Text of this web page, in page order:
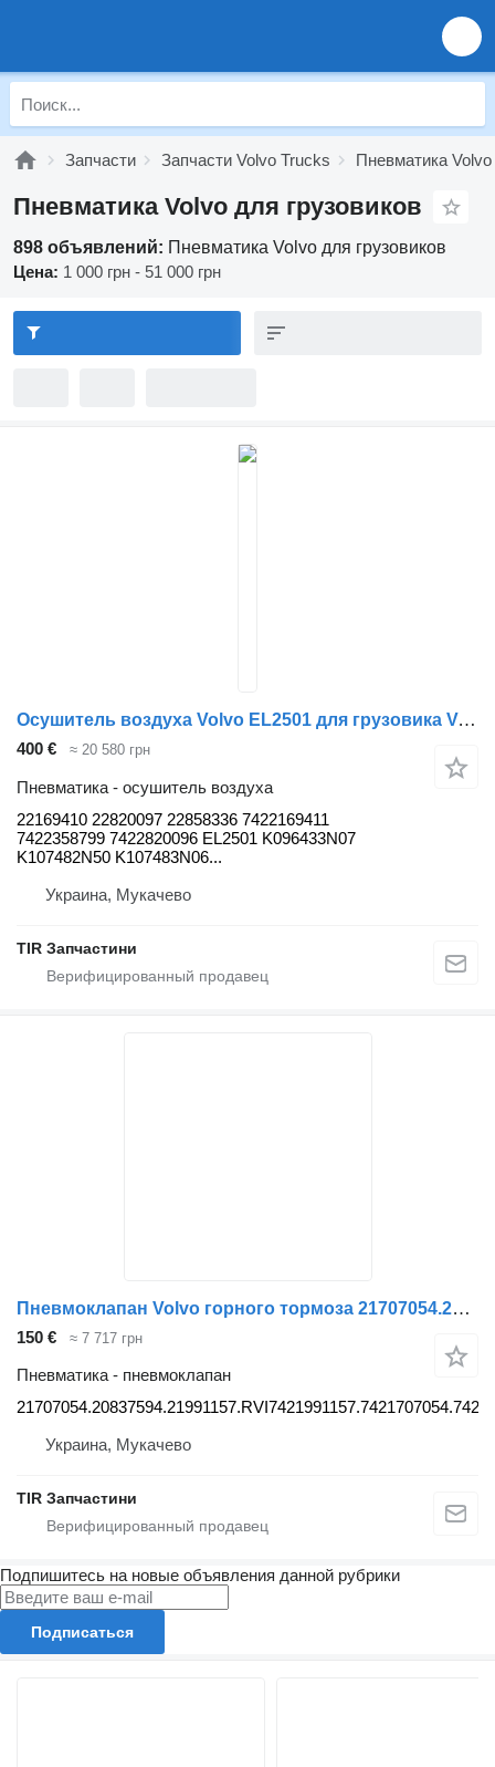
Запчасти Запчасти Volvo Trucks Пневматика
Пневматика Volvo для грузовиков
898 объявлений: Пневматика Volvo для грузовиков
Цена: 1 000 грн - 51 000 грн
Осушитель воздуха Volvo EL2501 для грузовика Volvo FH13 FH4
400 € ≈ 20 580 грн
Пневматика - осушитель воздуха
22169410 22820097 22858336 7422169411
7422358799 7422820096 EL2501 K096433N07
K107482N50 K107483N06...
Украина, Мукачево
TIR Запчастини
Пневмоклапан Volvo горного тормоза 21707054.20837594.21991157.RVI7421991157.7421707 21707054.20837594.21991157.RVI7421991157.7421707054.7420837594 для грузовика Volvo RVI
150 € ≈ 7 717 грн
Пневматика - пневмоклапан
Украина, Мукачево
TIR Запчастини
Подпишитесь на новые объявления данной рубрики
Подписаться